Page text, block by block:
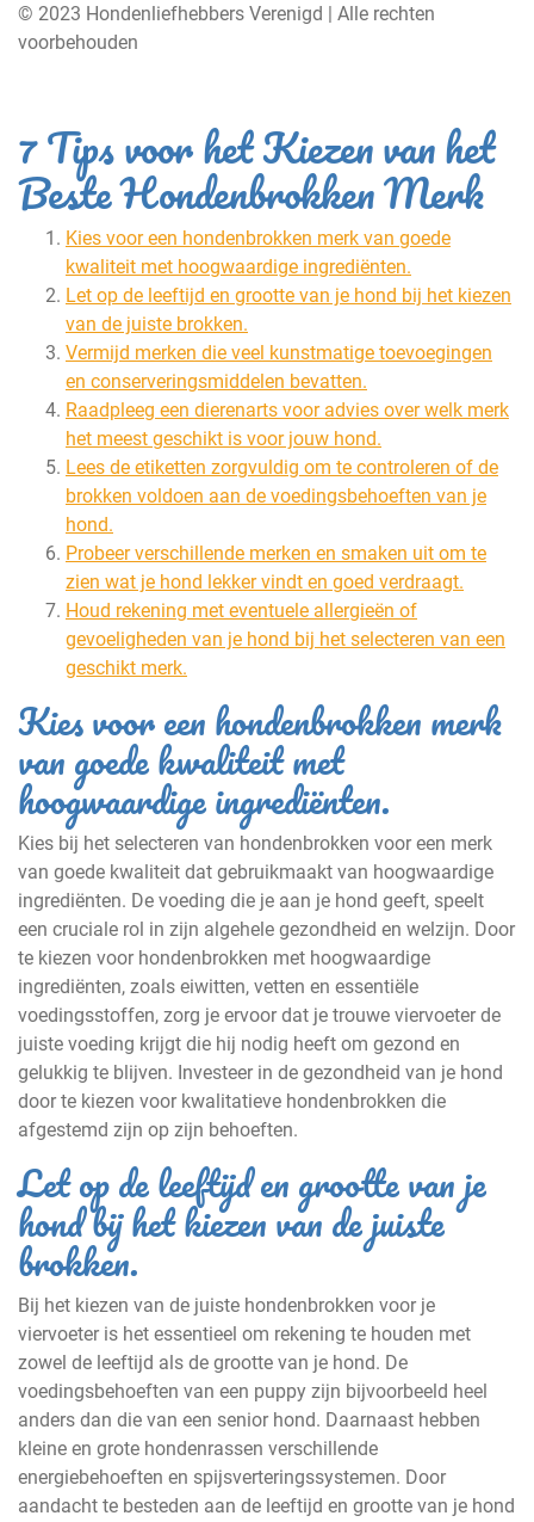
© 2023 Hondenliefhebbers Verenigd | Alle rechten
voorbehouden
7 Tips voor het Kiezen van het
Beste Hondenbrokken Merk
Kies voor een hondenbrokken merk van goede
kwaliteit met hoogwaardige ingrediënten.
Let op de leeftijd en grootte van je hond bij het kiezen
van de juiste brokken.
Vermijd merken die veel kunstmatige toevoegingen
en conserveringsmiddelen bevatten.
Raadpleeg een dierenarts voor advies over welk merk
het meest geschikt is voor jouw hond.
Lees de etiketten zorgvuldig om te controleren of de
brokken voldoen aan de voedingsbehoeften van je
hond.
Probeer verschillende merken en smaken uit om te
zien wat je hond lekker vindt en goed verdraagt.
Houd rekening met eventuele allergieën of
gevoeligheden van je hond bij het selecteren van een
geschikt merk.
Kies voor een hondenbrokken merk
van goede kwaliteit met
hoogwaardige ingrediënten.
Kies bij het selecteren van hondenbrokken voor een merk
van goede kwaliteit dat gebruikmaakt van hoogwaardige
ingrediënten. De voeding die je aan je hond geeft, speelt
een cruciale rol in zijn algehele gezondheid en welzijn. Door
te kiezen voor hondenbrokken met hoogwaardige
ingrediënten, zoals eiwitten, vetten en essentiële
voedingsstoffen, zorg je ervoor dat je trouwe viervoeter de
juiste voeding krijgt die hij nodig heeft om gezond en
gelukkig te blijven. Investeer in de gezondheid van je hond
door te kiezen voor kwalitatieve hondenbrokken die
afgestemd zijn op zijn behoeften.
Let op de leeftijd en grootte van je
hond bij het kiezen van de juiste
brokken.
Bij het kiezen van de juiste hondenbrokken voor je
viervoeter is het essentieel om rekening te houden met
zowel de leeftijd als de grootte van je hond. De
voedingsbehoeften van een puppy zijn bijvoorbeeld heel
anders dan die van een senior hond. Daarnaast hebben
kleine en grote hondenrassen verschillende
energiebehoeften en spijsverteringssystemen. Door
aandacht te besteden aan de leeftijd en grootte van je hond